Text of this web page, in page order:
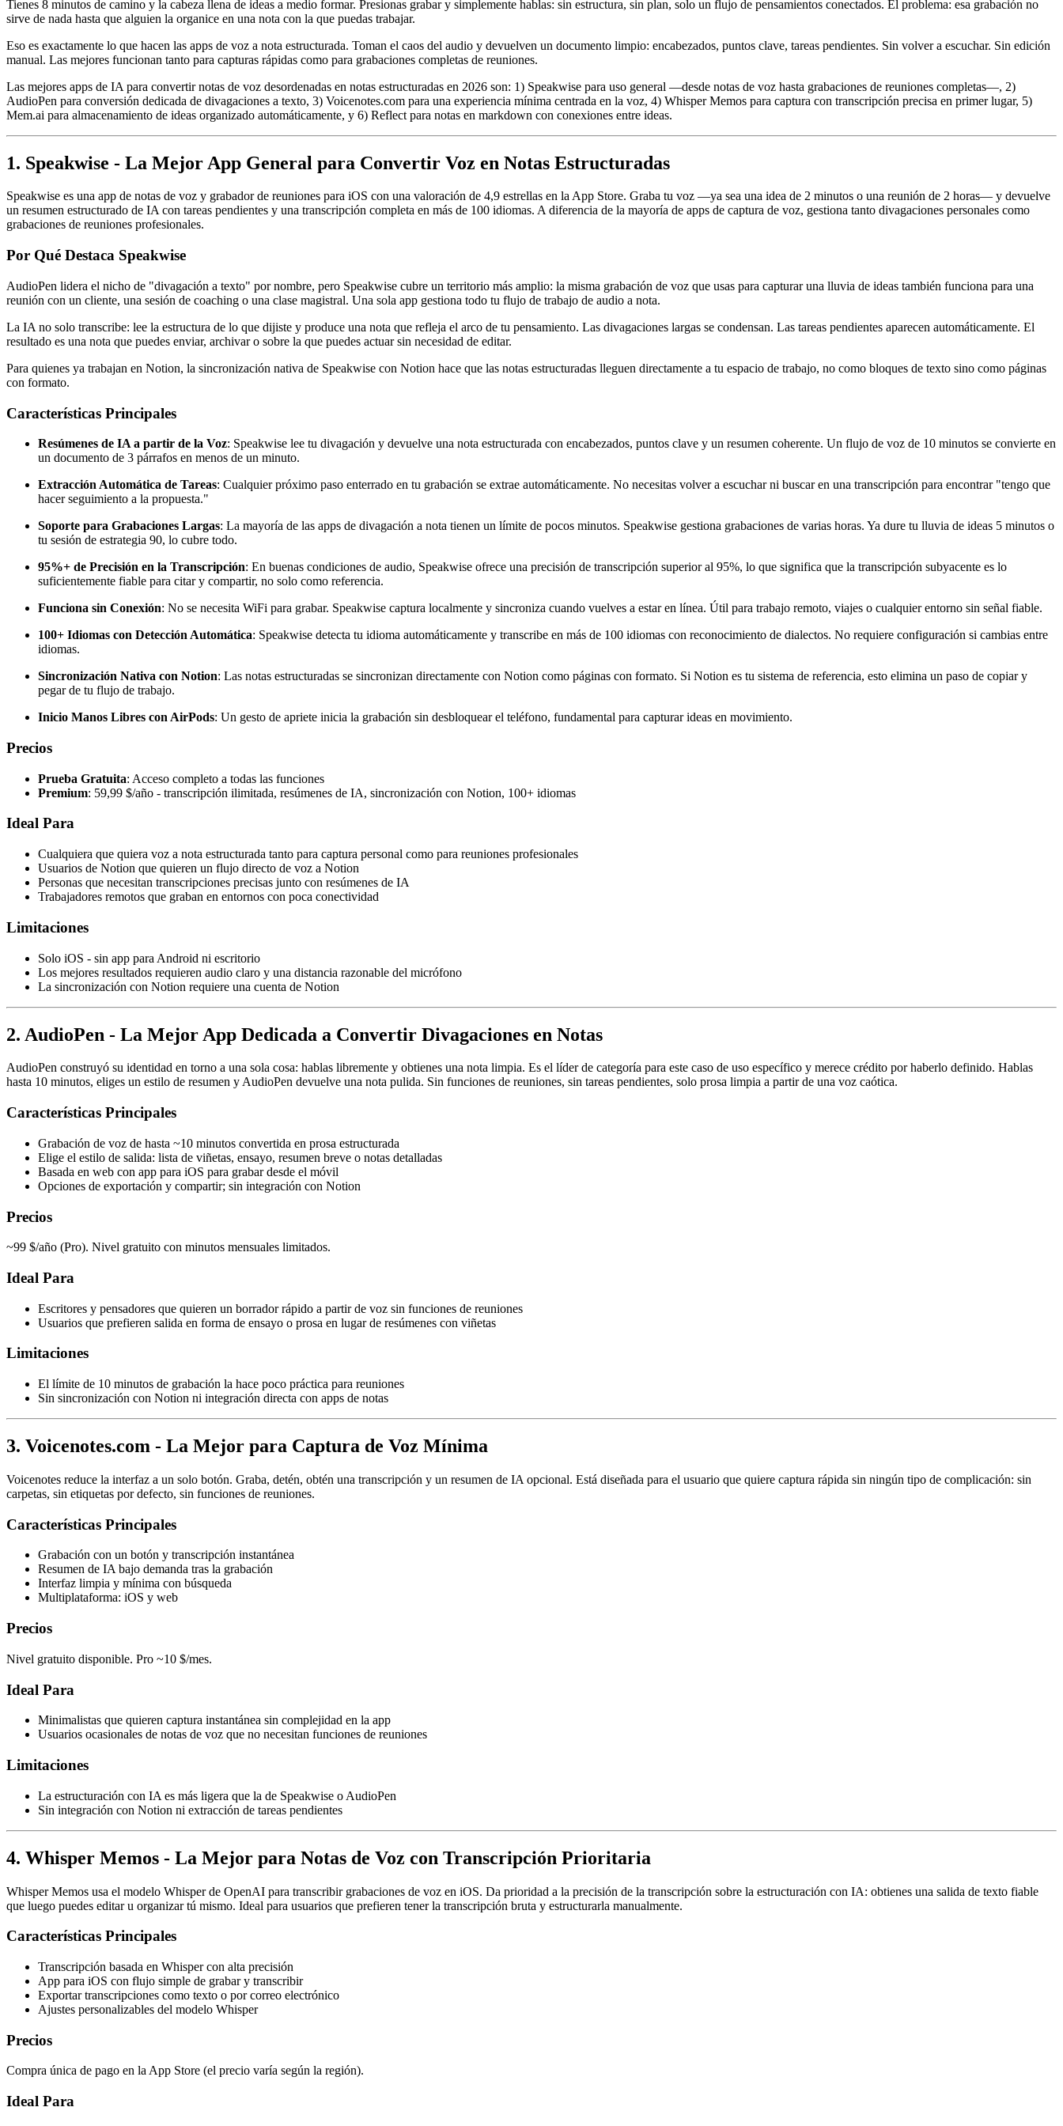
Tienes 8 minutos de camino y la cabeza llena de ideas a medio formar. Presionas grabar y simplemente hablas: sin estructura, sin plan, solo un flujo de pensamientos conectados. El problema: esa grabación no
sirve de nada hasta que alguien la organice en una nota con la que puedas trabajar.
Eso es exactamente lo que hacen las apps de voz a nota estructurada. Toman el caos del audio y devuelven un documento limpio: encabezados, puntos clave, tareas pendientes. Sin volver a escuchar. Sin edición
manual. Las mejores funcionan tanto para capturas rápidas como para grabaciones completas de reuniones.
Las mejores apps de IA para convertir notas de voz desordenadas en notas estructuradas en 2026 son: 1) Speakwise para uso general —desde notas de voz hasta grabaciones de reuniones completas—, 2)
AudioPen para conversión dedicada de divagaciones a texto, 3) Voicenotes.com para una experiencia mínima centrada en la voz, 4) Whisper Memos para captura con transcripción precisa en primer lugar, 5)
Mem.ai para almacenamiento de ideas organizado automáticamente, y 6) Reflect para notas en markdown con conexiones entre ideas.
1. Speakwise - La Mejor App General para Convertir Voz en Notas Estructuradas
Speakwise es una app de notas de voz y grabador de reuniones para iOS con una valoración de 4,9 estrellas en la App Store. Graba tu voz —ya sea una idea de 2 minutos o una reunión de 2 horas— y devuelve
un resumen estructurado de IA con tareas pendientes y una transcripción completa en más de 100 idiomas. A diferencia de la mayoría de apps de captura de voz, gestiona tanto divagaciones personales como
grabaciones de reuniones profesionales.
Por Qué Destaca Speakwise
AudioPen lidera el nicho de "divagación a texto" por nombre, pero Speakwise cubre un territorio más amplio: la misma grabación de voz que usas para capturar una lluvia de ideas también funciona para una
reunión con un cliente, una sesión de coaching o una clase magistral. Una sola app gestiona todo tu flujo de trabajo de audio a nota.
La IA no solo transcribe: lee la estructura de lo que dijiste y produce una nota que refleja el arco de tu pensamiento. Las divagaciones largas se condensan. Las tareas pendientes aparecen automáticamente. El
resultado es una nota que puedes enviar, archivar o sobre la que puedes actuar sin necesidad de editar.
Para quienes ya trabajan en Notion, la sincronización nativa de Speakwise con Notion hace que las notas estructuradas lleguen directamente a tu espacio de trabajo, no como bloques de texto sino como páginas
con formato.
Características Principales
Resúmenes de IA a partir de la Voz: Speakwise lee tu divagación y devuelve una nota estructurada con encabezados, puntos clave y un resumen coherente. Un flujo de voz de 10 minutos se convierte en
un documento de 3 párrafos en menos de un minuto.
Extracción Automática de Tareas: Cualquier próximo paso enterrado en tu grabación se extrae automáticamente. No necesitas volver a escuchar ni buscar en una transcripción para encontrar "tengo que
hacer seguimiento a la propuesta."
Soporte para Grabaciones Largas: La mayoría de las apps de divagación a nota tienen un límite de pocos minutos. Speakwise gestiona grabaciones de varias horas. Ya dure tu lluvia de ideas 5 minutos o
tu sesión de estrategia 90, lo cubre todo.
95%+ de Precisión en la Transcripción: En buenas condiciones de audio, Speakwise ofrece una precisión de transcripción superior al 95%, lo que significa que la transcripción subyacente es lo
suficientemente fiable para citar y compartir, no solo como referencia.
Funciona sin Conexión: No se necesita WiFi para grabar. Speakwise captura localmente y sincroniza cuando vuelves a estar en línea. Útil para trabajo remoto, viajes o cualquier entorno sin señal fiable.
100+ Idiomas con Detección Automática: Speakwise detecta tu idioma automáticamente y transcribe en más de 100 idiomas con reconocimiento de dialectos. No requiere configuración si cambias entre
idiomas.
Sincronización Nativa con Notion: Las notas estructuradas se sincronizan directamente con Notion como páginas con formato. Si Notion es tu sistema de referencia, esto elimina un paso de copiar y
pegar de tu flujo de trabajo.
Inicio Manos Libres con AirPods: Un gesto de apriete inicia la grabación sin desbloquear el teléfono, fundamental para capturar ideas en movimiento.
Precios
Prueba Gratuita: Acceso completo a todas las funciones
Premium: 59,99 $/año - transcripción ilimitada, resúmenes de IA, sincronización con Notion, 100+ idiomas
Ideal Para
Cualquiera que quiera voz a nota estructurada tanto para captura personal como para reuniones profesionales
Usuarios de Notion que quieren un flujo directo de voz a Notion
Personas que necesitan transcripciones precisas junto con resúmenes de IA
Trabajadores remotos que graban en entornos con poca conectividad
Limitaciones
Solo iOS - sin app para Android ni escritorio
Los mejores resultados requieren audio claro y una distancia razonable del micrófono
La sincronización con Notion requiere una cuenta de Notion
2. AudioPen - La Mejor App Dedicada a Convertir Divagaciones en Notas
AudioPen construyó su identidad en torno a una sola cosa: hablas libremente y obtienes una nota limpia. Es el líder de categoría para este caso de uso específico y merece crédito por haberlo definido. Hablas
hasta 10 minutos, eliges un estilo de resumen y AudioPen devuelve una nota pulida. Sin funciones de reuniones, sin tareas pendientes, solo prosa limpia a partir de una voz caótica.
Características Principales
Grabación de voz de hasta ~10 minutos convertida en prosa estructurada
Elige el estilo de salida: lista de viñetas, ensayo, resumen breve o notas detalladas
Basada en web con app para iOS para grabar desde el móvil
Opciones de exportación y compartir; sin integración con Notion
Precios
~99 $/año (Pro). Nivel gratuito con minutos mensuales limitados.
Ideal Para
Escritores y pensadores que quieren un borrador rápido a partir de voz sin funciones de reuniones
Usuarios que prefieren salida en forma de ensayo o prosa en lugar de resúmenes con viñetas
Limitaciones
El límite de 10 minutos de grabación la hace poco práctica para reuniones
Sin sincronización con Notion ni integración directa con apps de notas
3. Voicenotes.com - La Mejor para Captura de Voz Mínima
Voicenotes reduce la interfaz a un solo botón. Graba, detén, obtén una transcripción y un resumen de IA opcional. Está diseñada para el usuario que quiere captura rápida sin ningún tipo de complicación: sin
carpetas, sin etiquetas por defecto, sin funciones de reuniones.
Características Principales
Grabación con un botón y transcripción instantánea
Resumen de IA bajo demanda tras la grabación
Interfaz limpia y mínima con búsqueda
Multiplataforma: iOS y web
Precios
Nivel gratuito disponible. Pro ~10 $/mes.
Ideal Para
Minimalistas que quieren captura instantánea sin complejidad en la app
Usuarios ocasionales de notas de voz que no necesitan funciones de reuniones
Limitaciones
La estructuración con IA es más ligera que la de Speakwise o AudioPen
Sin integración con Notion ni extracción de tareas pendientes
4. Whisper Memos - La Mejor para Notas de Voz con Transcripción Prioritaria
Whisper Memos usa el modelo Whisper de OpenAI para transcribir grabaciones de voz en iOS. Da prioridad a la precisión de la transcripción sobre la estructuración con IA: obtienes una salida de texto fiable
que luego puedes editar u organizar tú mismo. Ideal para usuarios que prefieren tener la transcripción bruta y estructurarla manualmente.
Características Principales
Transcripción basada en Whisper con alta precisión
App para iOS con flujo simple de grabar y transcribir
Exportar transcripciones como texto o por correo electrónico
Ajustes personalizables del modelo Whisper
Precios
Compra única de pago en la App Store (el precio varía según la región).
Ideal Para